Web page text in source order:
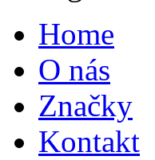
Home
O nás
Značky
Kontakt